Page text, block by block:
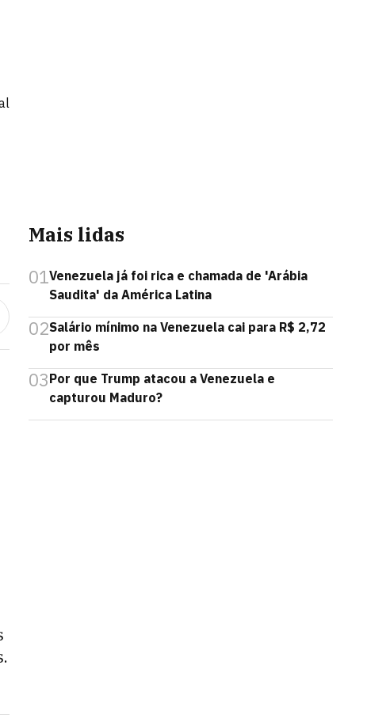
Mais lidas
01Venezuela já foi rica e chamada de 'Arábia
Saudita' da América Latina
02Salário mínimo na Venezuela cai para R$ 2,72
por mês
03Por que Trump atacou a Venezuela e
capturou Maduro?